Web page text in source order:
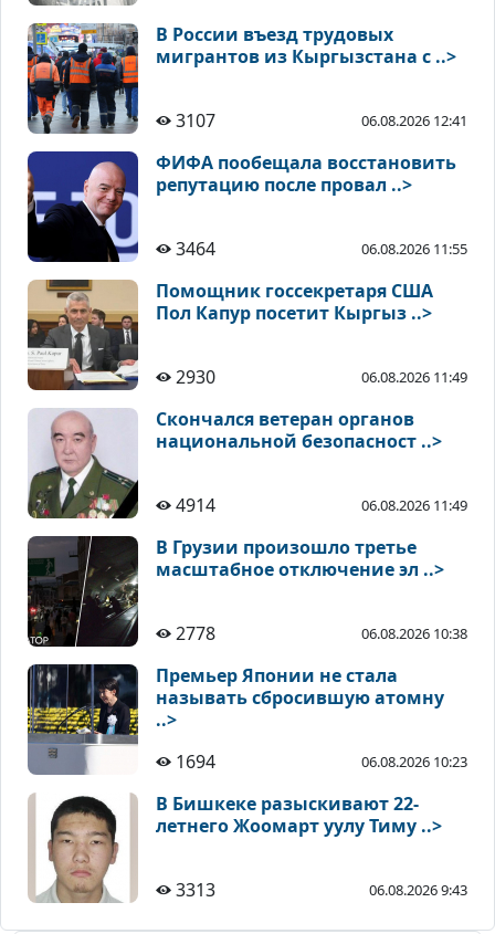
В России въезд трудовых
мигрантов из Кыргызстана с ..>
3107 06.08.2026 12:41
ФИФА пообещала восстановить
репутацию после провал ..>
3464 06.08.2026 11:55
Помощник госсекретаря США
Пол Капур посетит Кыргыз ..>
2930 06.08.2026 11:49
Скончался ветеран органов
национальной безопасност ..>
4914 06.08.2026 11:49
В Грузии произошло третье
масштабное отключение эл ..>
2778 06.08.2026 10:38
Премьер Японии не стала
называть сбросившую атомну
..>
1694
06.08.2026 10:23
В Бишкеке разыскивают 22-
летнего Жоомарт уулу Тиму ..>
3313 06.08.2026 9:43